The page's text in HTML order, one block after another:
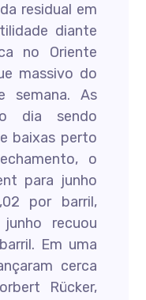
residual em
diante
no Oriente
massivo do
semana. As
dia sendo
baixas perto
o
para junho
por barril,
recuou
Em uma
cerca
Rücker,